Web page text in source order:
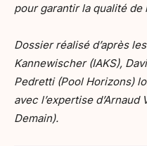
pour garantir la qualité de
Dossier réalisé d’après
Kannewischer (IAKS),
Pedretti (Pool Horizons)
avec l’expertise
Demain).